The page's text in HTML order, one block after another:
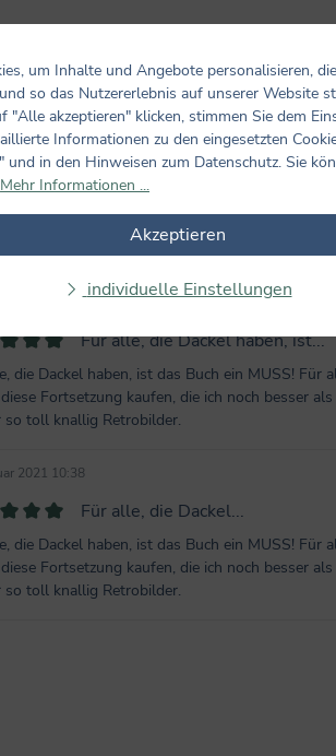
2021 10:38
mit 5 von 5 Sternen
Für alle, die Dackel...
die Dackel haben, ist das Buch ein MUSS!
diese Fortsetzung kaufen, die ich noch besser
so toll knallig Retrobilder.
2021 10:38
mit 5 von 5 Sternen
Für alle, die Dackel haben, ist...
die Dackel haben, ist das Buch ein MUSS! Für
Fortsetzung kaufen, die ich noch besser
so toll knallig Retrobilder.
2021 10:38
mit 5 von 5 Sternen
Für alle, die Dackel...
die Dackel haben, ist das Buch ein MUSS! Für
Fortsetzung kaufen, die ich noch besser
so toll knallig Retrobilder.
um Inhalte und Angebote personalisieren,
so das Nutzererlebnis auf unserer Website
"Alle akzeptieren" klicken, stimmen Sie dem
Informationen zu den eingesetzten
und in den Hinweisen zum Datenschutz. Sie
Mehr Informationen ...
Akzeptieren
individuelle Einstellungen